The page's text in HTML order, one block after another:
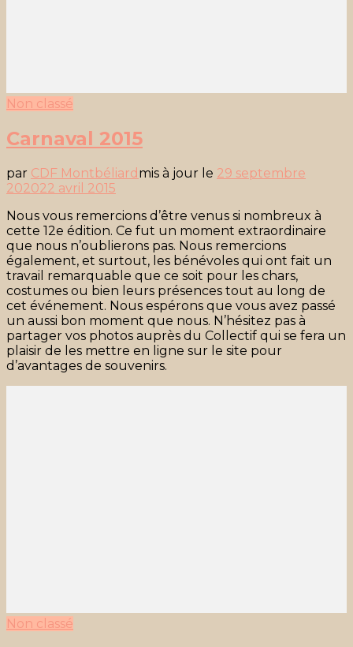
Non classé
Carnaval 2015
par CDF Montbéliard mis à jour le 29 septembre
202022 avril 2015
Nous vous remercions d’être venus si nombreux à
cette 12e édition. Ce fut un moment extraordinaire
que nous n’oublierons pas. Nous remercions
également, et surtout, les bénévoles qui ont fait un
travail remarquable que ce soit pour les chars,
costumes ou bien leurs présences tout au long de
cet événement. Nous espérons que vous avez passé
un aussi bon moment que nous. N’hésitez pas à
partager vos photos auprès du Collectif qui se fera un
plaisir de les mettre en ligne sur le site pour
d’avantages de souvenirs.
Non classé